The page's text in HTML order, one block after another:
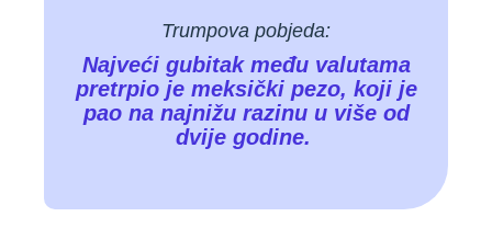
Trumpova pobjeda:
Najveći gubitak među valutama
pretrpio je meksički pezo, koji je
pao na najnižu razinu u više od
dvije godine.